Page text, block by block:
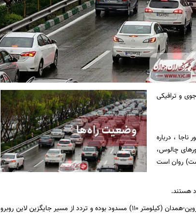
و ترافیکی
، درباره
چالوس،
روان است
هستند.
رئیس مرکز اطلاعات و کنترل ترافیک پلیس راهور ناجا گفت: محور قزوین-همدان (کیلومتر ۱۱۰) مسدود بوده و تردد از مسیر جایگزین لاین روبرو